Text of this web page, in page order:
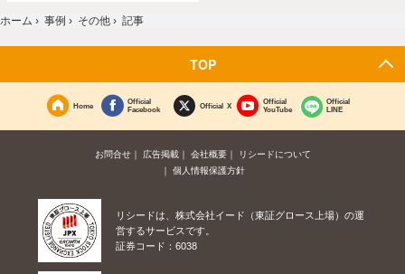
ホーム › 事例 › その他 › 記事
TOP
Home
Official
Facebook
Official X
Official
YouTube
Official
LINE
お問合せ 広告掲載 会社概要
リシードについて
個人情報保護方針
リシードは、株式会社イード（東証グロース上場）の運
営するサービスです。
証券コード：6038